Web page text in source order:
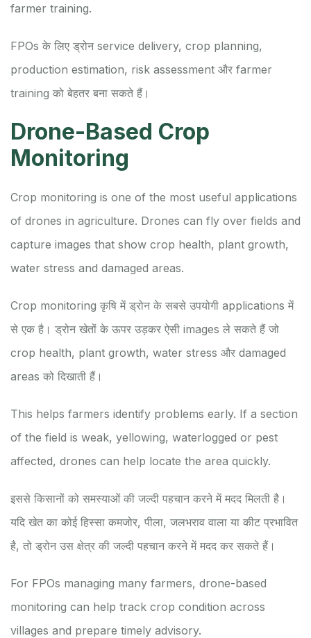
farmer training.
FPOs के लिए ड्रोन service delivery, crop planning,
production estimation, risk assessment और farmer
training को बेहतर बना सकते हैं।
Drone-Based Crop
Monitoring
Crop monitoring is one of the most useful applications
of drones in agriculture. Drones can fly over fields and
capture images that show crop health, plant growth,
water stress and damaged areas.
Crop monitoring कृषि में ड्रोन के सबसे उपयोगी applications में
से एक है। ड्रोन खेतों के ऊपर उड़कर ऐसी images ले सकते हैं जो
crop health, plant growth, water stress और damaged
areas को दिखाती हैं।
This helps farmers identify problems early. If a section
of the field is weak, yellowing, waterlogged or pest
affected, drones can help locate the area quickly.
इससे किसानों को समस्याओं की जल्दी पहचान करने में मदद मिलती है।
यदि खेत का कोई हिस्सा कमजोर, पीला, जलभराव वाला या कीट प्रभावित
है, तो ड्रोन उस क्षेत्र की जल्दी पहचान करने में मदद कर सकते हैं।
For FPOs managing many farmers, drone-based
monitoring can help track crop condition across
villages and prepare timely advisory.